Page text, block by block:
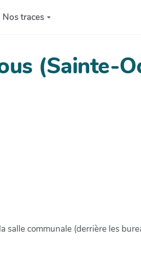
Nos traces
(Sainte-
communale (derrière les